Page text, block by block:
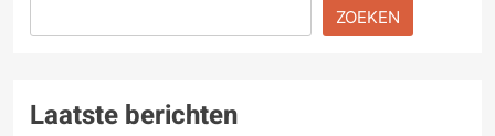
ZOEKEN
Laatste berichten